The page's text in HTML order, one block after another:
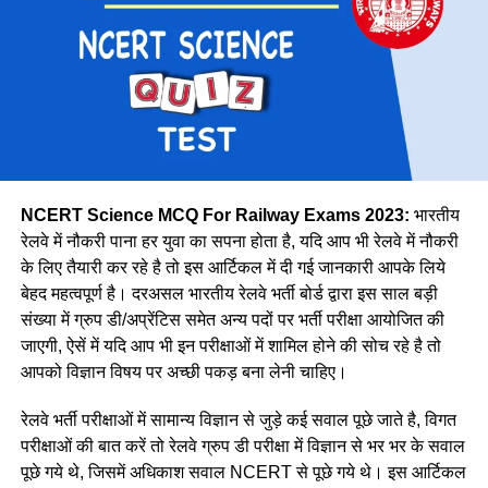
वे कहती है कि उनके इस काम को लेकर कई लोग ताने सुनाते है लेकिन वे
लोगों की बातों पर ध्यान नहीं देती है और अपना काम पूरे मन से करती है।
नीलम मानती है कि महिलाओ को हर क्षेत्र में आना चाहिए। क्योंकि महिला
पुरुष से बेहतर काम कर सकती है।
30327
1069
18383
उत्तर
38967
उत्तर पश्चिमी
15207
दक्षिण मध्य
16947
दक्षिण पूर्व मध्य
8025
दक्षिण पूर्व
17661
दक्षिण
22357
दक्षिण पश्चिम
6581
NCERT Science MCQ For Railway Exams 2023: भारतीय
रेलवे में नौकरी पाना हर युवा का सपना होता है, यदि आप भी रेलवे में नौकरी
के लिए तैयारी कर रहे है तो इस आर्टिकल में दी गई जानकारी आपके लिये
बेहद महत्वपूर्ण है। दरअसल भारतीय रेलवे भर्ती बोर्ड द्वारा इस साल बड़ी
संख्या में ग्रुप डी/अप्रेंटिस समेत अन्य पदों पर भर्ती परीक्षा आयोजित की
जाएगी, ऐसें में यदि आप भी इन परीक्षाओं में शामिल होने की सोच रहे है तो
आपको विज्ञान विषय पर अच्छी पकड़ बना लेनी चाहिए।
रेलवे भर्ती परीक्षाओं में सामान्य विज्ञान से जुड़े कई सवाल पूछे जाते है, विगत
परीक्षाओं की बात करें तो रेलवे ग्रुप डी परीक्षा में विज्ञान से भर भर के सवाल
पूछे गये थे, जिसमें अधिकाश सवाल NCERT से पूछे गये थे। इस आर्टिकल